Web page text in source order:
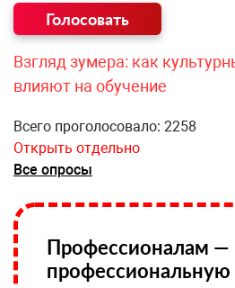
Взгляд зумера: как
влияют на обучение
Всего проголосовало: 2258
Открыть отдельно
Все опросы
Профессионалам —
профессиональную